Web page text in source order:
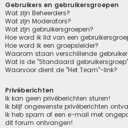
Gebruikers en gebruikersgroepen
Wat zijn Beheerders?
Wat zijn Moderators?
Wat zijn gebruikersgroepen?
Hoe word ik lid van een
Hoe word ik een groepsleider?
Waarom staan verschillende
Wat is de "Standaard
Waarvoor dient de "Het Team"-link?
Privéberichten
Ik kan geen privéberichten sturen!
Ik blijf ongewenste privéberichten
Ik heb spam of een e-mail met
dit forum ontvangen!